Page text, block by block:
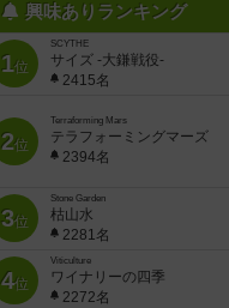
興味ありランキング
1位
SCYTHE
サイズ -大鎌戦役-
2415名
2位
Terraforming Mars
テラフォーミングマーズ
2394名
3位
Stone Garden
枯山水
2281名
4位
Viticulture
ワイナリーの四季
2272名